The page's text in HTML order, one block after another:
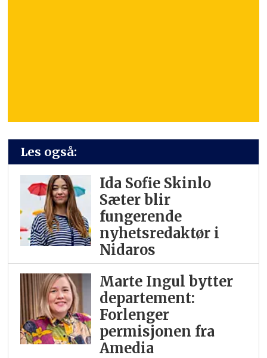
Les også:
Ida Sofie Skinlo
Sæter blir
fungerende
nyhetsredaktør i
Nidaros
Marte Ingul bytter
departement:
Forlenger
permisjonen fra
Amedia